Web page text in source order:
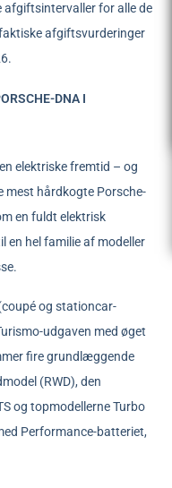
afgiftsintervaller for alle de
afgiftsvurderinger
DNA I
elektriske fremtid – og
mest hårdkogte Porsche-
en fuldt elektrisk
en hel familie af modeller
og stationcar-
udgaven med øget
fire grundlæggende
(RWD), den
og topmodellerne Turbo
Performance-batteriet,